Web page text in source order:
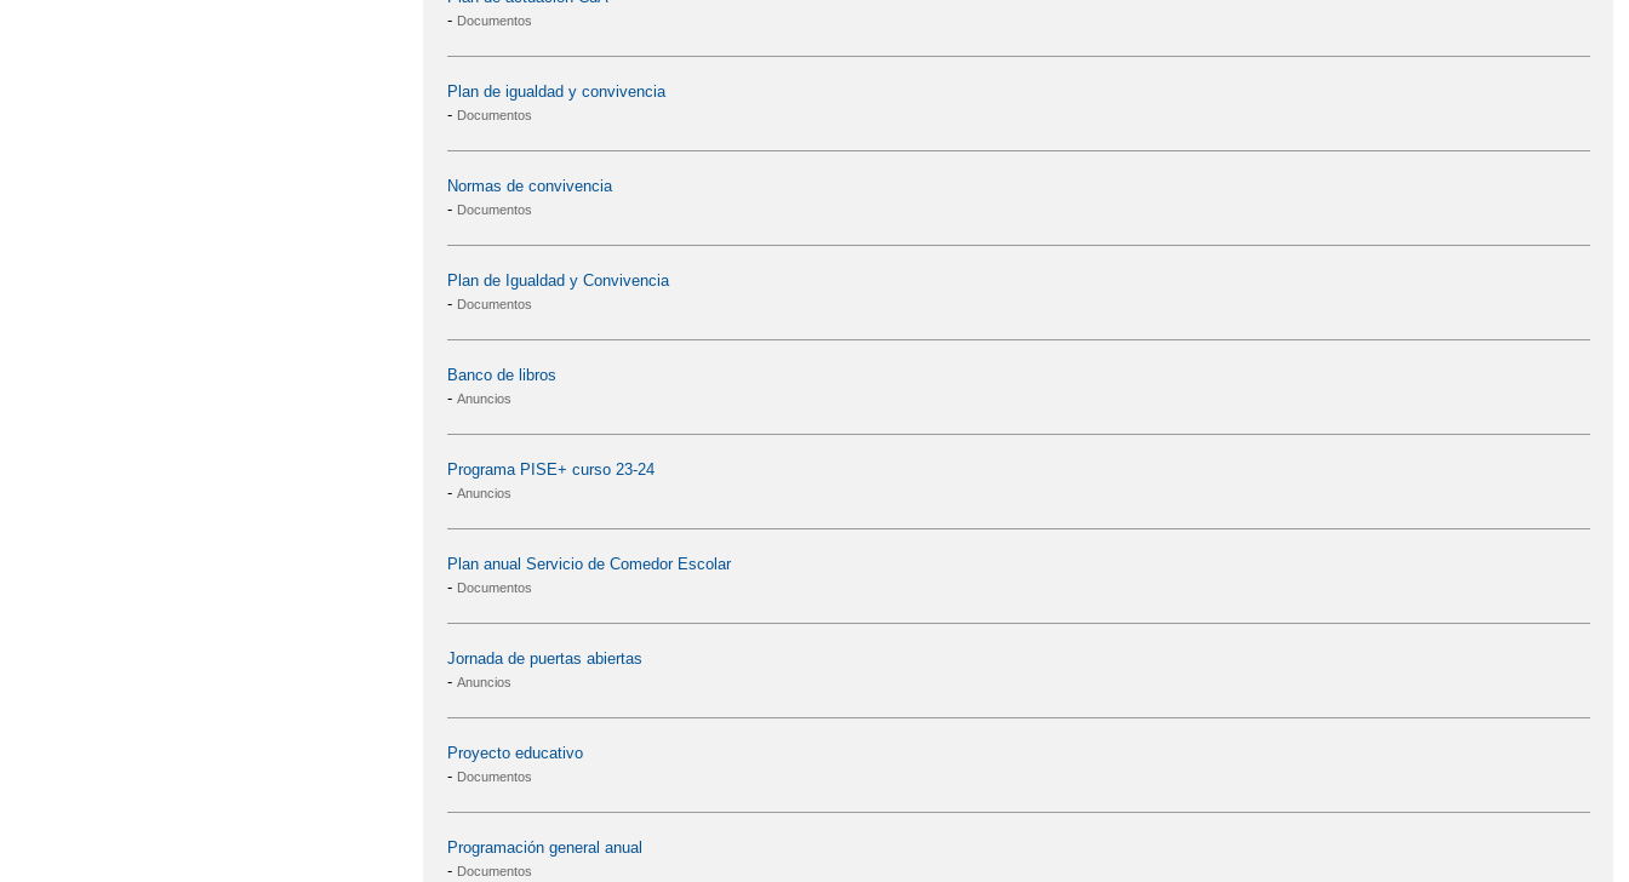
- Documentos
Plan de igualdad y convivencia
- Documentos
Normas de convivencia
- Documentos
Plan de Igualdad y Convivencia
- Documentos
Banco de libros
- Anuncios
Programa PISE+ curso 23-24
- Anuncios
Plan anual Servicio de Comedor Escolar
- Documentos
Jornada de puertas abiertas
- Anuncios
Proyecto educativo
- Documentos
Programación general anual
- Documentos